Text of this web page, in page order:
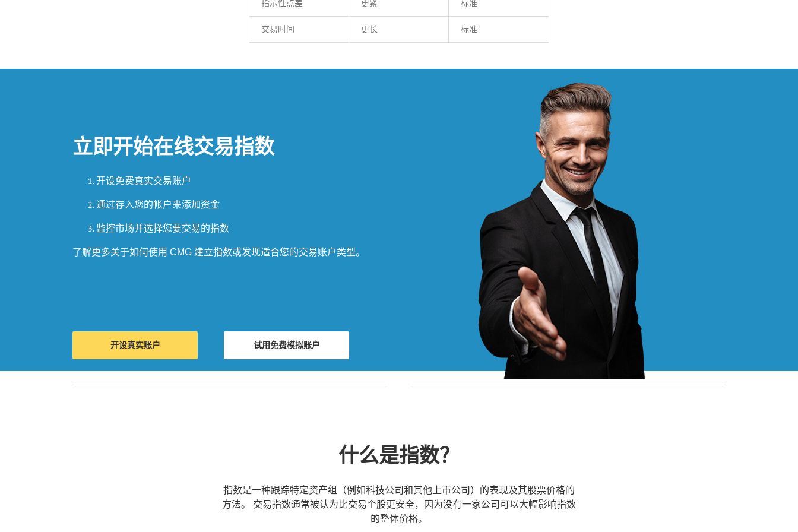
指示性点差 更紧 标准
交易时间 更长 标准
立即开始在线交易指数
开设免费真实交易账户
通过存入您的帐户来添加资金
监控市场并选择您要交易的指数
了解更多关于如何使用 CMG 建立指数或发现适合您的交易账户类型。
开设真实账户 试用免费模拟账户
什么是指数？
指数是一种跟踪特定资产组（例如科技公司和其他上市公司）的表现及其股票价格的
方法。 交易指数通常被认为比交易个股更安全，因为没有一家公司可以大幅影响指数
的整体价格。